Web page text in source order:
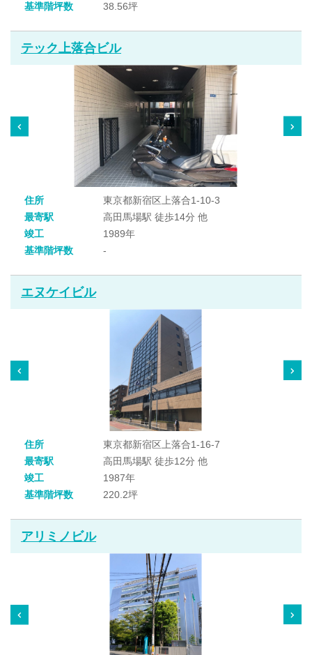
基準階坪数
38.56坪
テック上落合ビル
住所
東京都新宿区上落合1-10-3
最寄駅
高田馬場駅 徒歩14分 他
竣工
1989年
基準階坪数
-
エヌケイビル
住所
東京都新宿区上落合1-16-7
最寄駅
高田馬場駅 徒歩12分 他
竣工
1987年
基準階坪数
220.2坪
アリミノビル